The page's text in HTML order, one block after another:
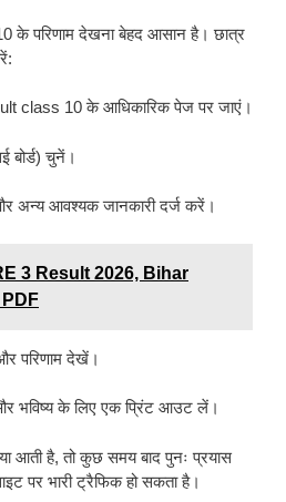
के परिणाम देखना बेहद आसान है। छात्र
class 10 के आधिकारिक पेज पर जाएं।
बोर्ड) चुनें।
अन्य आवश्यक जानकारी दर्ज करें।
3 Result 2026, Bihar
परिणाम देखें।
भविष्य के लिए एक प्रिंट आउट लें।
आती है, तो कुछ समय बाद पुनः प्रयास
पर भारी ट्रैफिक हो सकता है।